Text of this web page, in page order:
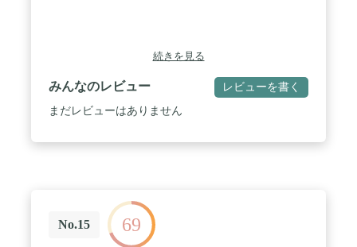
続きを見る
みんなのレビュー レビューを書く
まだレビューはありません
No.15 69